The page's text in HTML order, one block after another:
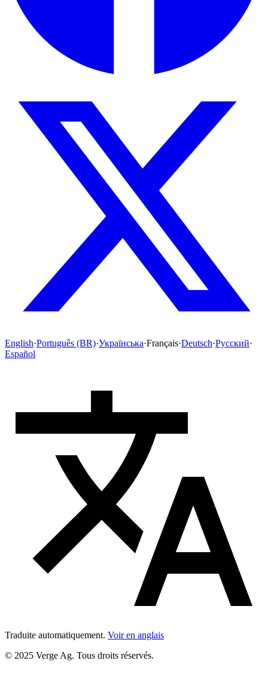
English·Português (BR)·Українська·Français·Deutsch·Русский·
Español
Traduite automatiquement. Voir en anglais
© 2025 Verge Ag. Tous droits réservés.